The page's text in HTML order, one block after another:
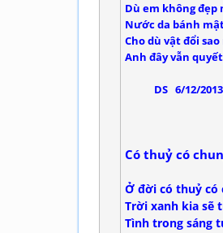
Dù em không
Nước da bánh
Cho dù vật đổi
Anh đây vẫn
DS 6/12/
Có thuỷ có
Ở đời có thuỷ có
Trời xanh kia sẽ
Tình trong sáng